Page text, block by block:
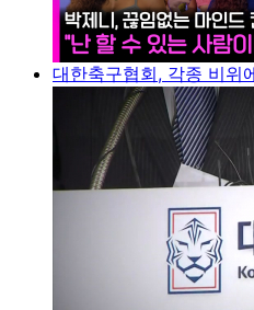
대한축구협회, 각종 비위